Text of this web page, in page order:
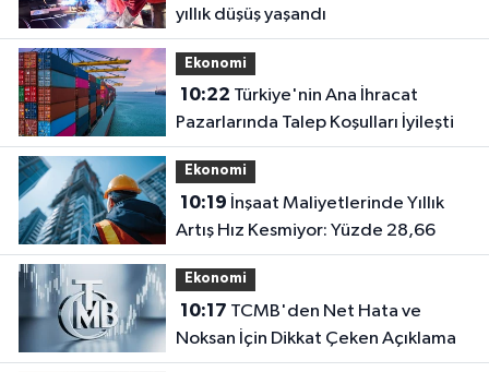
yıllık düşüş yaşandı
Ekonomi
10:22
Pazarlarında Talep Koşulları İyileşti
Ekonomi
10:19
Artış Hız Kesmiyor: Yüzde 28,66
Ekonomi
10:17
Noksan İçin Dikkat Çeken Açıklama